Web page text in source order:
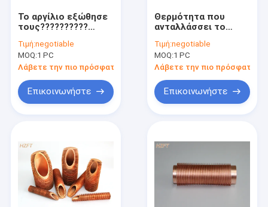
Το αργίλιο εξώθησε
τους??????????
εύκαμπτο για την
κάμψη και το
κουλούριασμα/τους
χαμηλούς σωλήνες
πτερυγίων
Τιμή:negotiable
MOQ:1 PC
Λάβετε την πιο πρόσφατη τιμή
Επικοινωνήστε
Θερμότητα που
ανταλλάσσει το
σωλήνα χαλκού με
την εξώθηση της
διαδικασίας
Τιμή:negotiable
MOQ:1 PC
Λάβετε την πιο πρόσφατη
Επικοινωνήστε